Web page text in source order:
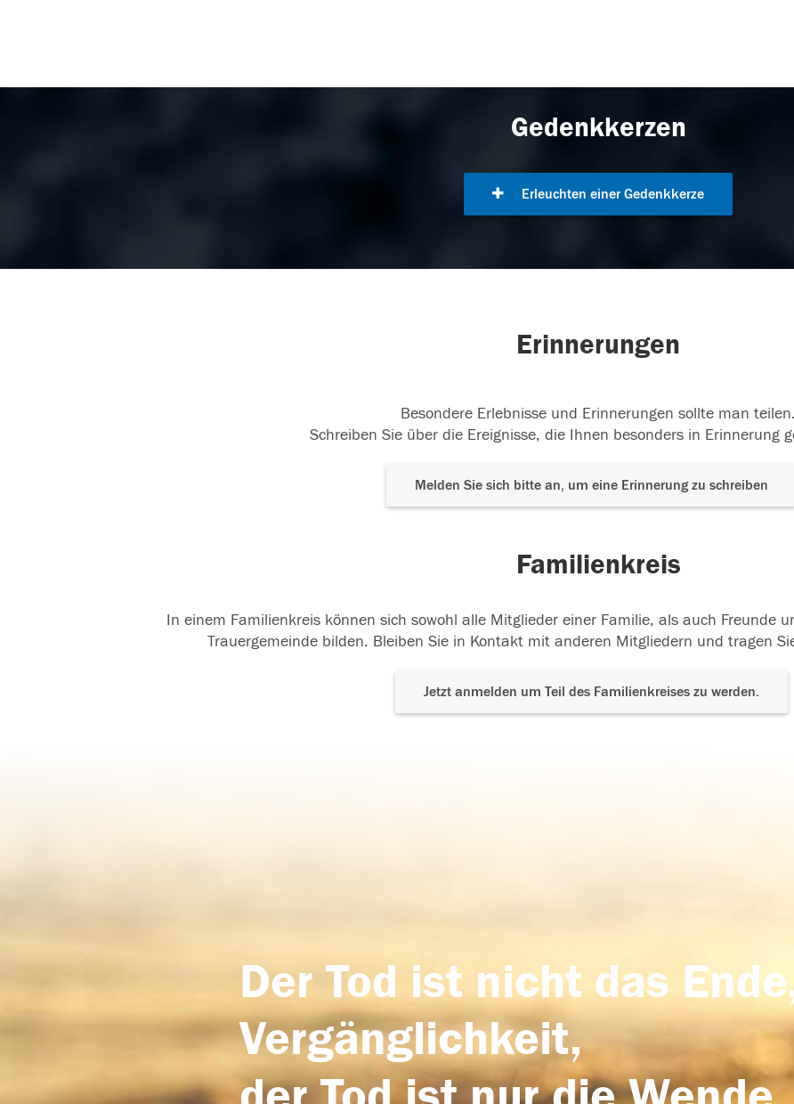
Gedenkkerzen
Erleuchten einer Gedenkkerze
Erinnerungen
Besondere Erlebnisse und Erinnerungen sollte man teilen.
Schreiben Sie über die Ereignisse, die Ihnen besonders in Erinnerung
Melden Sie sich bitte an, um eine Erinnerung zu schreiben
Familienkreis
In einem Familienkreis können sich sowohl alle Mitglieder einer Familie, als auch Freunde
Trauergemeinde bilden. Bleiben Sie in Kontakt mit anderen Mitgliedern und tragen
Jetzt anmelden um Teil des Familienkreises zu werden.
Der Tod ist nicht das
Vergänglichkeit,